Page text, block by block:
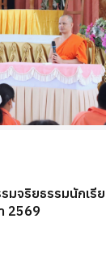
จริยธรรมนักเรี
2569